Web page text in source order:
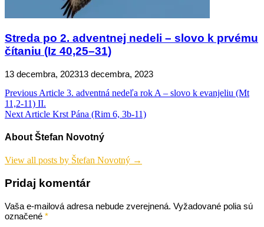
Streda po 2. adventnej nedeli – slovo k prvému
čítaniu (Iz 40,25–31)
13 decembra, 202313 decembra, 2023
Navigácia
v
Previous Article 3. adventná nedeľa rok A – slovo k evanjeliu (Mt
11,2-11) II.
Next Article Krst Pána (Rim 6, 3b-11)
About Štefan Novotný
View all posts by Štefan Novotný →
Pridaj komentár
Vaša e-mailová adresa nebude zverejnená. Vyžadované polia sú
označené *